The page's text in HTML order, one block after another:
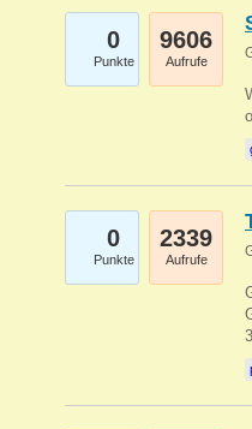
0
Punkte
9606
Aufrufe
0
Punkte
2339
Aufrufe